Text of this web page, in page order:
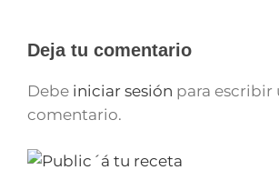
Deja tu comentario
Debe iniciar sesión para escribir
comentario.